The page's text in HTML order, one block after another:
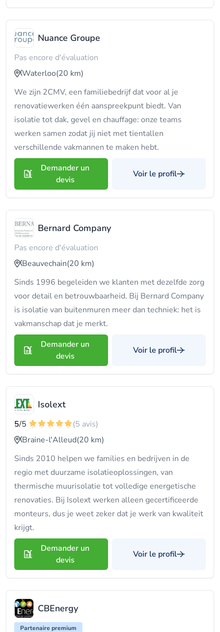
Nuance Groupe
Pas encore d'évaluation
Waterloo(20 km)
We zijn 2CMV, een familiebedrijf dat voor al je
renovatiewerken één aanspreekpunt biedt. Van
isolatie tot dak, gevel en chauffage: onze teams
werken samen zodat jij niet met tientallen
verschillende vakmannen te maken hebt.
Demander un
devis
Voir le profil
Bernard Company
Pas encore d'évaluation
Beauvechain(20 km)
Sinds 1996 begeleiden we klanten met dezelfde zorg
voor detail en betrouwbaarheid. Bij Bernard Company
is isolatie van buitenmuren meer dan techniek: het is
vakmanschap dat je merkt.
Demander un
devis
Voir le profil
Isolext
5/5
(5 avis)
Braine-l'Alleud(20 km)
Sinds 2010 helpen we families en bedrijven in de
regio met duurzame isolatieoplossingen, van
thermische muurisolatie tot volledige energetische
renovaties. Bij Isolext werken alleen gecertificeerde
monteurs, dus je weet zeker dat je werk van kwaliteit
krijgt.
Demander un
devis
Voir le profil
CBEnergy
Partenaire premium